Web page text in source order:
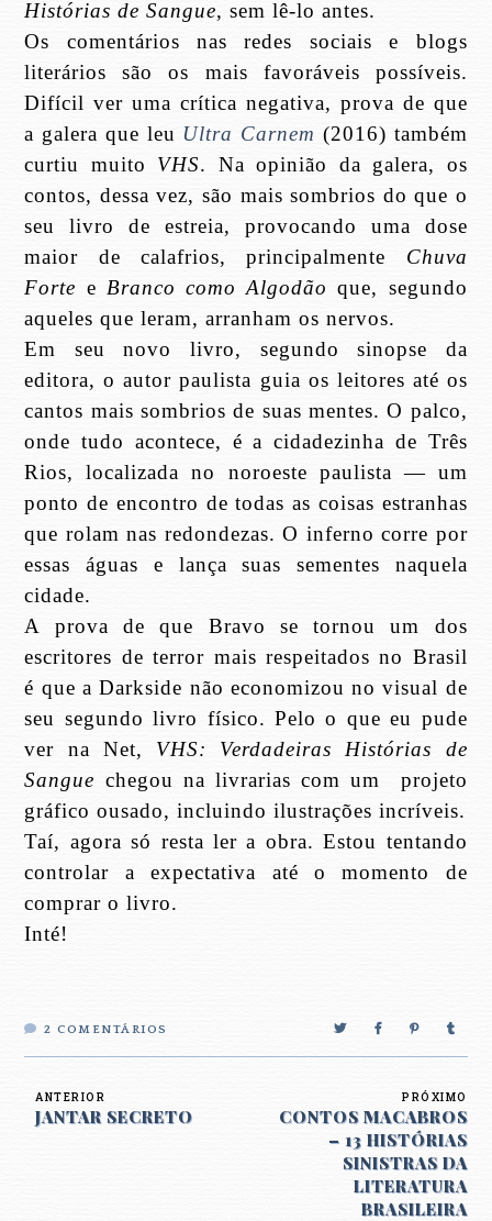
Histórias de Sangue, sem lê-lo antes.
Os comentários nas redes sociais e blogs
literários são os mais favoráveis possíveis.
Difícil ver uma crítica negativa, prova de que
a galera que leu Ultra Carnem (2016) também
curtiu muito VHS. Na opinião da galera, os
contos, dessa vez, são mais sombrios do que o
seu livro de estreia, provocando uma dose
maior de calafrios, principalmente Chuva
Forte e Branco como Algodão que, segundo
aqueles que leram, arranham os nervos.
Em seu novo livro, segundo sinopse da
editora, o autor paulista guia os leitores até os
cantos mais sombrios de suas mentes. O palco,
onde tudo acontece, é a cidadezinha de Três
Rios, localizada no noroeste paulista — um
ponto de encontro de todas as coisas estranhas
que rolam nas redondezas. O inferno corre por
essas águas e lança suas sementes naquela
cidade.
A prova de que Bravo se tornou um dos
escritores de terror mais respeitados no Brasil
é que a Darkside não economizou no visual de
seu segundo livro físico. Pelo o que eu pude
ver na Net, VHS: Verdadeiras Histórias de
Sangue chegou na livrarias com um
projeto
gráfico ousado, incluindo ilustrações incríveis.
Taí, agora só resta ler a obra. Estou tentando
controlar a expectativa até o momento de
comprar o livro.
Inté!
2 COMENTÁRIOS
ANTERIOR
JANTAR SECRETO
PRÓXIMO
CONTOS MACABROS
– 13 HISTÓRIAS
SINISTRAS DA
LITERATURA
BRASILEIRA